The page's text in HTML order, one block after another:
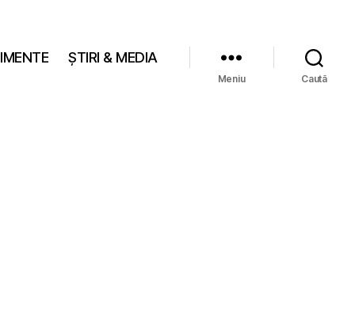
ȘTIRI & MEDIA
Meniu Caută